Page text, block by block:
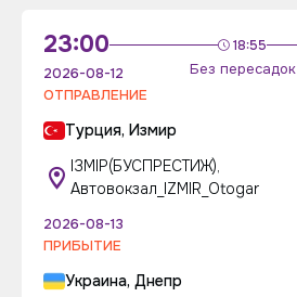
23:00 18:55
Без пересадок
2026-08-12
ОТПРАВЛЕНИЕ
Турция, Измир
ІЗМІР(БУСПРЕСТИЖ),
Автовокзал_IZMIR_Otogar
2026-08-13
ПРИБЫТИЕ
Украина, Днепр